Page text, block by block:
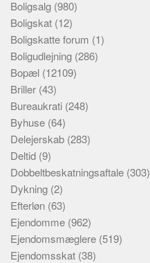
Boligsalg (980)
Boligskat (12)
Boligskatte forum (1)
Boligudlejning (286)
Bopæl (12109)
Briller (43)
Bureaukrati (248)
Byhuse (64)
Delejerskab (283)
Deltid (9)
Dobbeltbeskatningsaftale (303)
Dykning (2)
Efterløn (63)
Ejendomme (962)
Ejendomsmæglere (519)
Ejendomsskat (38)